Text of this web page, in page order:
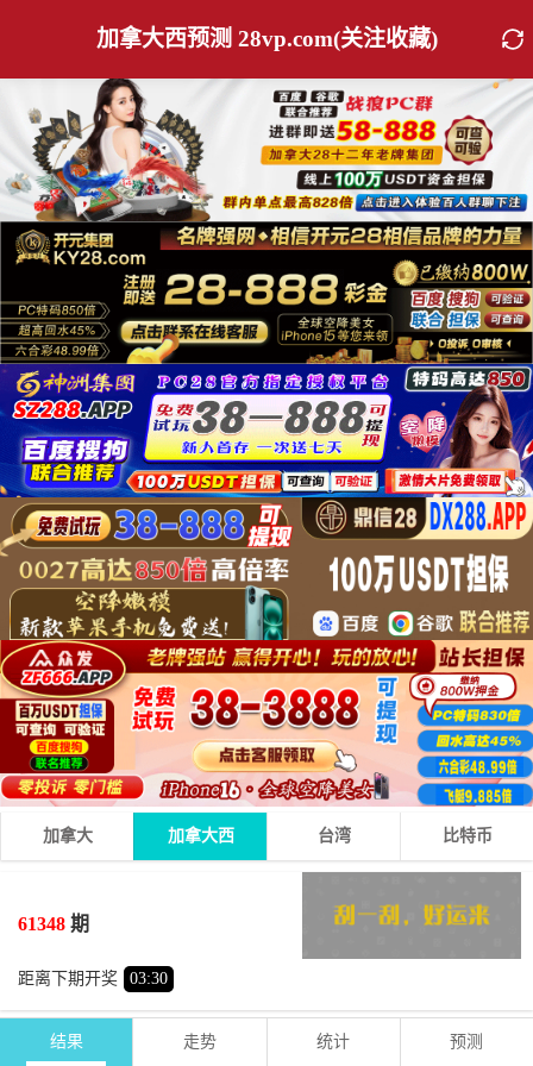
加拿大西预测 28vp.com(关注收藏)
加拿大 加拿大西 台湾 比特币
61348 期
距离下期开奖 03:30
2 + 1 + 0 = 03
期号 号码
结果 走势 统计 预测